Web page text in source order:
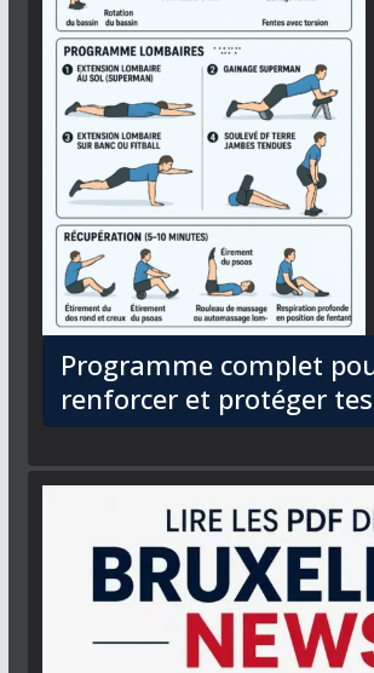
Programme complet
renforcer et protéger